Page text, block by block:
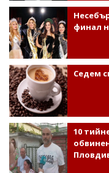
финал
Седем
10